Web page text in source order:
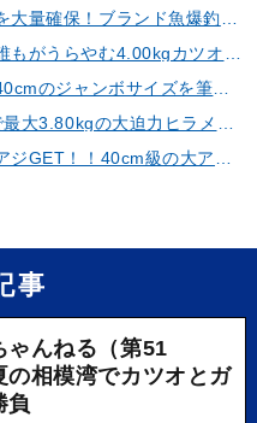
事
ゃんねる（第51
の相模湾でカツオとガ
負